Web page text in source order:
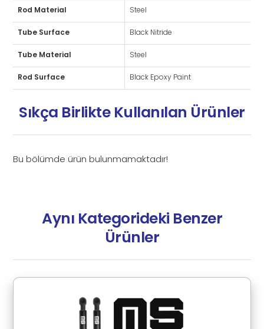
Rod Material Steel
Tube Surface Black Nitride
Tube Material Steel
Rod Surface Black Epoxy Paint
Sıkça Birlikte Kullanılan Ürünler
Bu bölümde ürün bulunmamaktadır!
Aynı Kategorideki Benzer
Ürünler